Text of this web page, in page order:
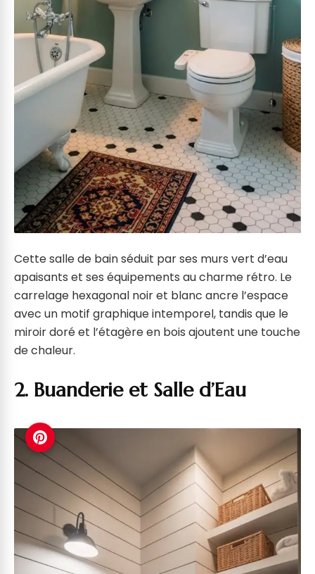
Cette salle de bain séduit par ses murs vert d’eau
apaisants et ses équipements au charme rétro. Le
carrelage hexagonal noir et blanc ancre l’espace
avec un motif graphique intemporel, tandis que le
miroir doré et l’étagère en bois ajoutent une touche
de chaleur.
2. Buanderie et Salle d’Eau